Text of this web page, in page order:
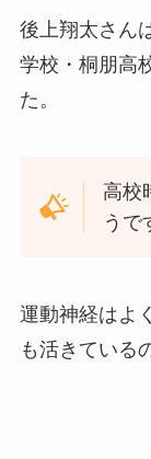
後上翔太さん
学校・桐朋高
た。
高校
うで
運動神経はよ
も活きている